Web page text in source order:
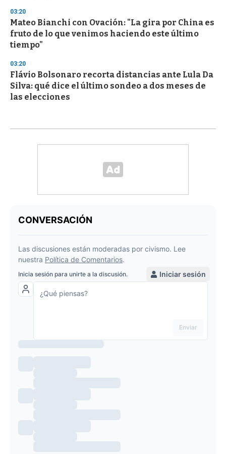
03:20
Mateo Bianchi con Ovación: "La gira por China es
fruto de lo que venimos haciendo este último
tiempo"
03:20
Flávio Bolsonaro recorta distancias ante Lula Da
Silva: qué dice el último sondeo a dos meses de
las elecciones